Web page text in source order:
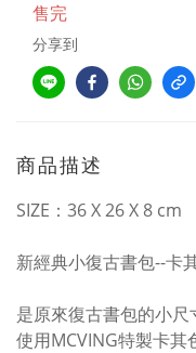
售完
分享到
商品描述
SIZE：36 X 26 X 8 cm
新經典小復古書包--卡
是原來復古書包的小尺
使用MCVING特製卡